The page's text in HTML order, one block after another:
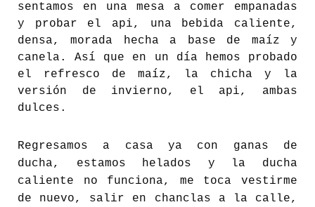
sentamos en una mesa a comer empanadas
y probar el api, una bebida caliente,
densa, morada hecha a base de maíz y
canela. Así que en un día hemos probado
el refresco de maíz, la chicha y la
versión de invierno, el api, ambas
dulces.
Regresamos a casa ya con ganas de
ducha, estamos helados y la ducha
caliente no funciona, me toca vestirme
de nuevo, salir en chanclas a la calle,